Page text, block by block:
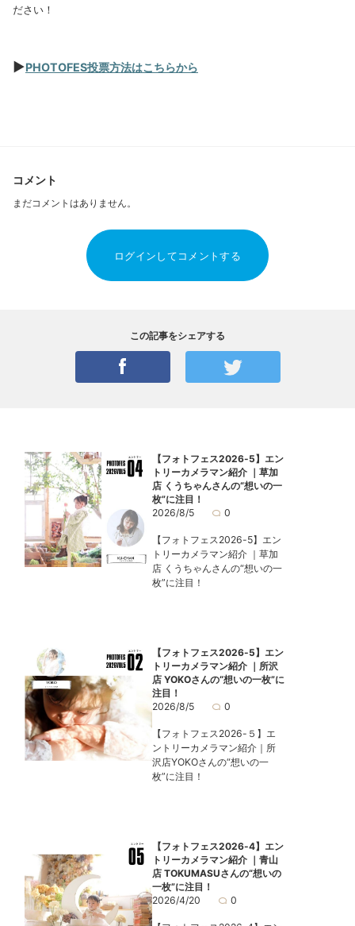
ださい！
▶PHOTOFES投票方法はこちらから
コメント
まだコメントはありません。
ログインしてコメントする
この記事をシェアする
【フォトフェス2026-5】エン
トリーカメラマン紹介 ｜草加
店 くうちゃんさんの“想いの一
枚”に注目！
2026/8/5
0
【フォトフェス2026-5】エン
トリーカメラマン紹介 ｜草加
店 くうちゃんさんの“想いの一
枚”に注目！
【フォトフェス2026-5】エン
トリーカメラマン紹介 ｜所沢
店 YOKOさんの“想いの一枚”に
注目！
2026/8/5
0
【フォトフェス2026-５】エ
ントリーカメラマン紹介｜所
沢店YOKOさんの“想いの一
枚”に注目！
【フォトフェス2026-4】エン
トリーカメラマン紹介 ｜青山
店 TOKUMASUさんの“想いの
一枚”に注目！
2026/4/20
0